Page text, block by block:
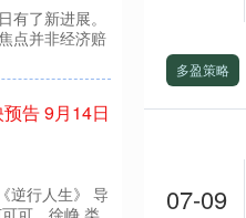
多盈策略
07-09